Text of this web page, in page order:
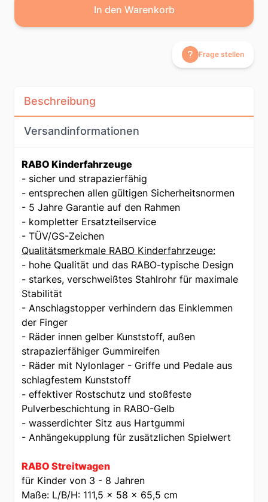
In den Warenkorb
Frage stellen
Beschreibung
Versandinformationen
RABO Kinderfahrzeuge
- sicher und strapazierfähig
- entsprechen allen gültigen Sicherheitsnormen
- 5 Jahre Garantie auf den Rahmen
- kompletter Ersatzteilservice
- TÜV/GS-Zeichen
Qualitätsmerkmale RABO Kinderfahrzeuge:
- hohe Qualität und das RABO-typische Design
- starkes, verschweißtes Stahlrohr für maximale
Stabilität
- Anschlagstopper verhindern das Einklemmen
der Finger
- Räder innen gelber Kunststoff, außen
strapazierfähiger Gummireifen
- Räder mit Nylonlager - Griffe und Pedale aus
schlagfestem Kunststoff
- effektiver Rostschutz und stoßfeste
Pulverbeschichtung in RABO-Gelb
- wasserdichter Sitz aus Hartgummi
- Anhängekupplung für zusätzlichen Spielwert
RABO Streitwagen
für Kinder von 3 - 8 Jahren
Maße: L/B/H: 111,5 x 58 x 65,5 cm